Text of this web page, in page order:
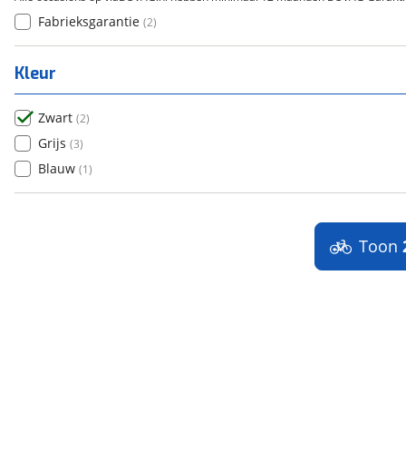
Fabrieksgarantie (2)
Kleur
Zwart (2)
Grijs (3)
Blauw (1)
Toon